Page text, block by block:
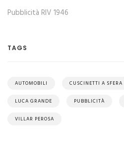
Pubblicità RIV 1946
TAGS
AUTOMOBILI CUSCINETTI A SFERA
LUCA GRANDE PUBBLICITÀ
VILLAR PEROSA